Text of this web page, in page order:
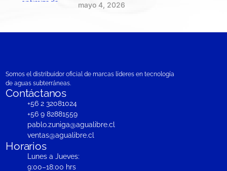
mayo 4, 2026
Somos el distribuidor oficial de marcas líderes en tecnología
de aguas subterráneas.
Contáctanos
+56 2 32081024
+56 9 82881559
pablo.zuniga@agualibre.cl
ventas@agualibre.cl
Horarios
Lunes a Jueves:
9:00–18:00 hrs